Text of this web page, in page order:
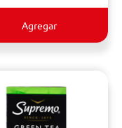
Agregar